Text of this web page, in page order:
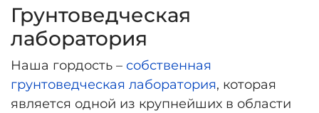
Грунтоведческая
лаборатория
Наша гордость – собственная
грунтоведческая лаборатория, которая
является одной из крупнейших в области